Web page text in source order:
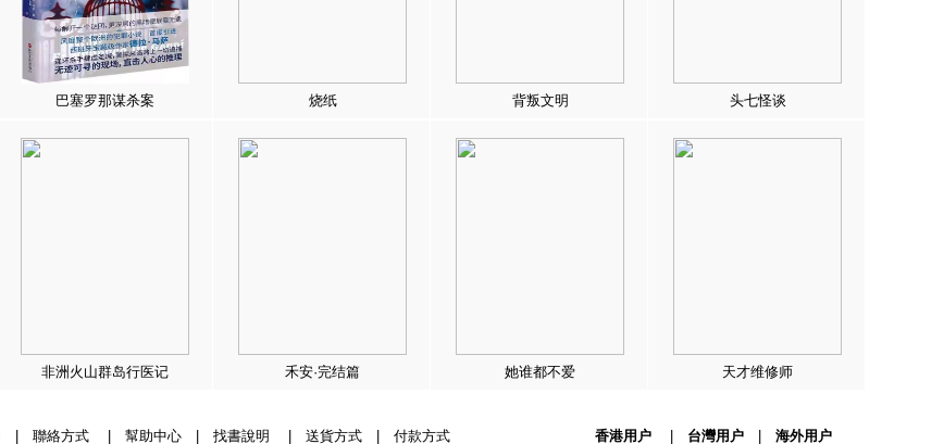
巴塞罗那谋杀案 烧纸 背叛文明 头七怪谈
非洲火山群岛行医记 禾安·完结篇 她谁都不爱 天才维修师
聯絡方式| 幫助中心| 找書說明 送貨方式| 付款方式 香港用户| 台灣用户| 海外用户